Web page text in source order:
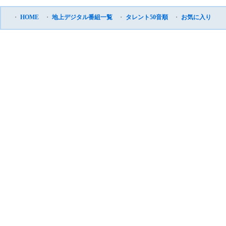
・ HOME ・ 地上デジタル番組一覧 ・ タレント50音順 ・ お気に入り